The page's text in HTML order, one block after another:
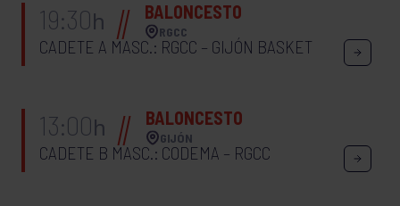
19:30h BALONCESTO
RGCC
CADETE A MASC.: RGCC – GIJÓN BASKET
13:00h BALONCESTO
GIJÓN
CADETE B MASC.: CODEMA – RGCC